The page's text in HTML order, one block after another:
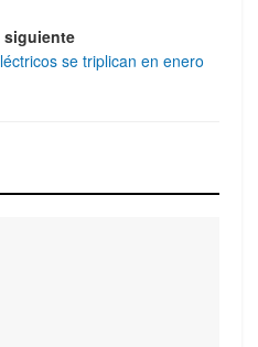
siguiente
se triplican en enero